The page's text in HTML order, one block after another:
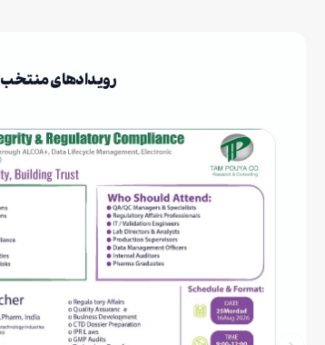
رویدادهای منتخب